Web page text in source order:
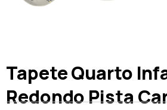
Tapete Quarto
Redondo Pista